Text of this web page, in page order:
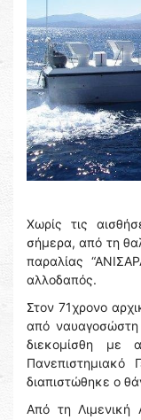
Χωρίς τις
σήμερα, από τη
παραλίας
αλλοδαπός.
Στον 71χρονο
από ναυαγοσώστη
διεκομίσθη με
Πανεπιστημιακό
διαπιστώθηκε ο
Από τη Λιμενική